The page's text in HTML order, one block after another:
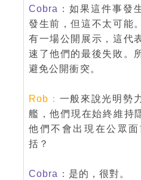
Cobra：如果這件事發
發生前，但這不太可能
有一場公開展示，這代
速了他們的最後失敗。
避免公開衝突。
Rob： 一般來說光明勢
艦，他們現在始終維持
他們不會出現在公眾
括？
Cobra： 是的，很對。